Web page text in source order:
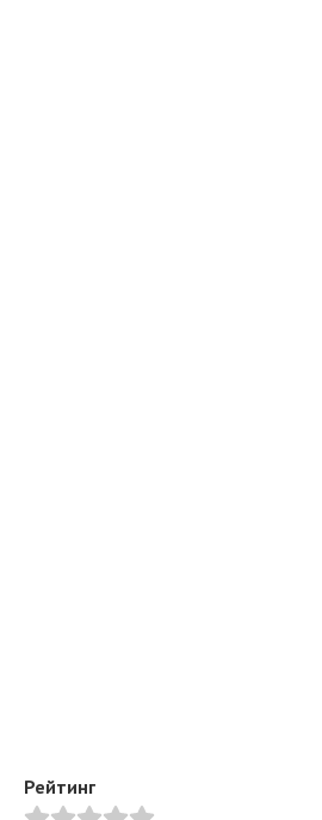
Рейтинг